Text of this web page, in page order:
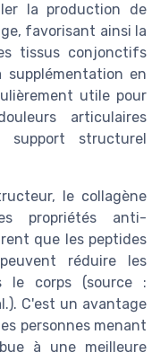
la production de
favorisant ainsi la
tissus conjonctifs
supplémentation en
utile pour
articulaires
structurel
le collagène
propriétés anti-
que les peptides
réduire les
le corps (source :
C'est un avantage
personnes menant
à une meilleure